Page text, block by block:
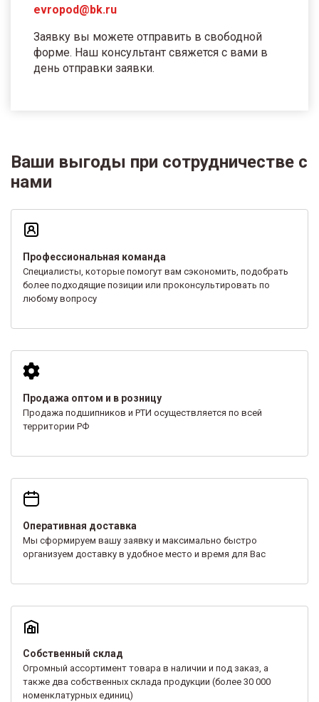
evropod@bk.ru
Заявку вы можете отправить в свободной
форме. Наш консультант свяжется с вами в
день отправки заявки.
Ваши выгоды при сотрудничестве с
нами
Профессиональная команда
Специалисты, которые помогут вам сэкономить, подобрать
более подходящие позиции или проконсультировать по
любому вопросу
Продажа оптом и в розницу
Продажа подшипников и РТИ осуществляется по всей
территории РФ
Оперативная доставка
Мы сформируем вашу заявку и максимально быстро
организуем доставку в удобное место и время для Вас
Собственный склад
Огромный ассортимент товара в наличии и под заказ, а
также два собственных склада продукции (более 30 000
номенклатурных единиц)